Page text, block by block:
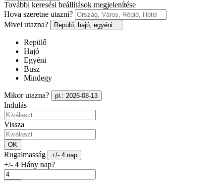
További keresési beállítások megjelenítése
Hova szeretne utazni?
Mivel utazna?
Repülő, hajó, egyéni...
Repülő
Hajó
Egyéni
Busz
Mindegy
Mikor utazna? pl.: 2026-08-13
Indulás
Vissza
OK
Rugalmasság +/- 4 nap
+/- 4 Hány nap?